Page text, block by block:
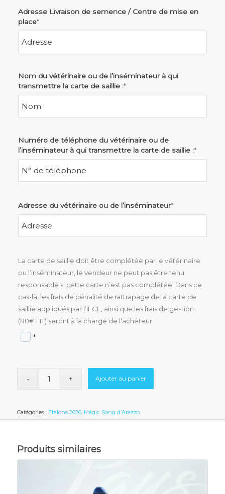
Adresse Livraison de semence / Centre de mise en
place*
Nom du vétérinaire ou de l’inséminateur à qui
transmettre la carte de saillie :*
Numéro de téléphone du vétérinaire ou de
l’inséminateur à qui transmettre la carte de saillie :*
Adresse du vétérinaire ou de l’inséminateur*
La carte de saillie doit être complétée par le vétérinaire
ou l’inséminateur, le vendeur ne peut pas être tenu
responsable si cette carte n’est pas complétée. Dans ce
cas-là, les frais de pénalité de rattrapage de la carte de
saillie appliqués par l’IFCE, ainsi que les frais de gestion
(80€ HT) seront à la charge de l’acheteur.
*
Ajouter au panier
Catégories : Etalons 2026, Magic Song d’Arezzo
Produits similaires